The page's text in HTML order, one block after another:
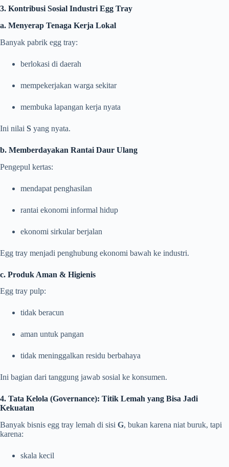
3. Kontribusi Sosial Industri Egg Tray
a. Menyerap Tenaga Kerja Lokal
Banyak pabrik egg tray:
berlokasi di daerah
mempekerjakan warga sekitar
membuka lapangan kerja nyata
Ini nilai S yang nyata.
b. Memberdayakan Rantai Daur Ulang
Pengepul kertas:
mendapat penghasilan
rantai ekonomi informal hidup
ekonomi sirkular berjalan
Egg tray menjadi penghubung ekonomi bawah ke industri.
c. Produk Aman & Higienis
Egg tray pulp:
tidak beracun
aman untuk pangan
tidak meninggalkan residu berbahaya
Ini bagian dari tanggung jawab sosial ke konsumen.
4. Tata Kelola (Governance): Titik Lemah yang Bisa Jadi
Kekuatan
Banyak bisnis egg tray lemah di sisi G, bukan karena niat buruk, tapi
karena:
skala kecil